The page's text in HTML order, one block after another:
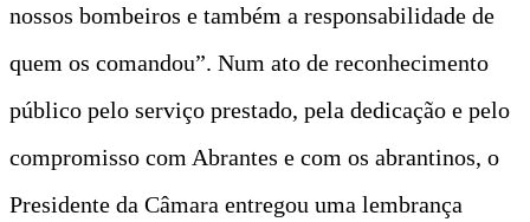
nossos bombeiros e também a responsabilidade de
quem os comandou”. Num ato de reconhecimento
público pelo serviço prestado, pela dedicação e pelo
compromisso com Abrantes e com os abrantinos, o
Presidente da Câmara entregou uma lembrança